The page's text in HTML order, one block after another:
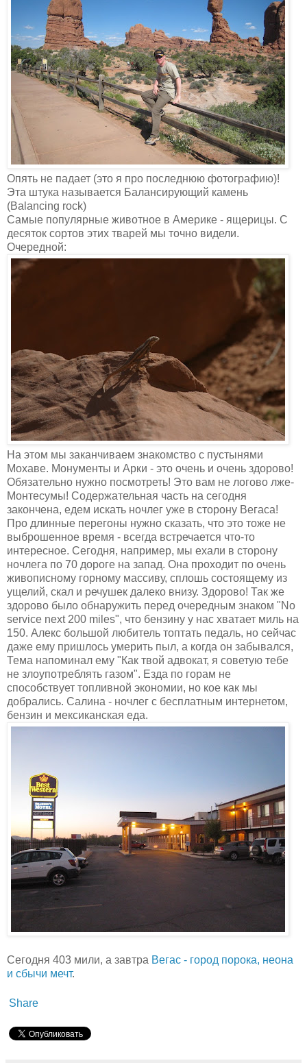
Опять не падает (это я про последнюю фотографию)!
Эта штука называется Балансирующий камень
(Balancing rock)
Самые популярные животное в Америке - ящерицы. С
десяток сортов этих тварей мы точно видели.
Очередной:
На этом мы заканчиваем знакомство с пустынями
Мохаве. Монументы и Арки - это очень и очень здорово!
Обязательно нужно посмотреть! Это вам не логово лже-
Монтесумы! Содержательная часть на сегодня
закончена, едем искать ночлег уже в сторону Вегаса!
Про длинные перегоны нужно сказать, что это тоже не
выброшенное время - всегда встречается что-то
интересное. Сегодня, например, мы ехали в сторону
ночлега по 70 дороге на запад. Она проходит по очень
живописному горному массиву, сплошь состоящему из
ущелий, скал и речушек далеко внизу. Здорово! Так же
здорово было обнаружить перед очередным знаком "No
service next 200 miles", что бензину у нас хватает миль на
150. Алекс большой любитель топтать педаль, но сейчас
даже ему пришлось умерить пыл, а когда он забывался,
Тема напоминал ему "Как твой адвокат, я советую тебе
не злоупотреблять газом". Езда по горам не
способствует топливной экономии, но кое как мы
добрались. Салина - ночлег с бесплатным интернетом,
бензин и мексиканская еда.
Сегодня 403 мили, а завтра Вегас - город порока, неона
и сбычи мечт.
Share